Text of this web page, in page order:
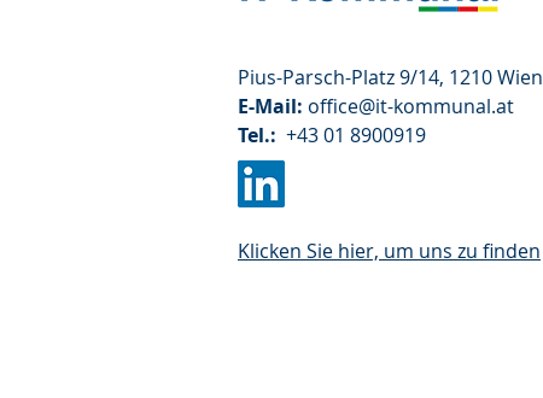
Pius-Parsch-Platz 9/14, 1210 Wien
E-Mail: office@it-kommunal.at
Tel.: +43 01 8900919
Klicken Sie hier, um uns zu finden